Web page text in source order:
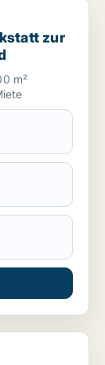
in
m²
Holstein